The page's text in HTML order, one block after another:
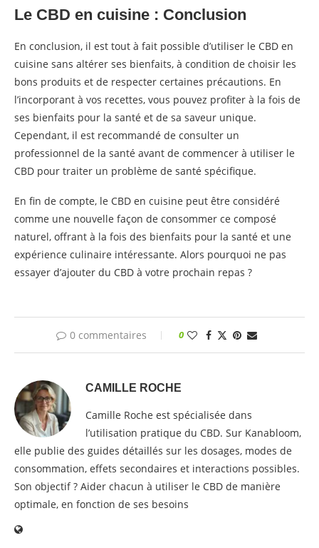
Le CBD en cuisine : Conclusion
En conclusion, il est tout à fait possible d’utiliser le CBD en
cuisine sans altérer ses bienfaits, à condition de choisir les
bons produits et de respecter certaines précautions. En
l’incorporant à vos recettes, vous pouvez profiter à la fois de
ses bienfaits pour la santé et de sa saveur unique.
Cependant, il est recommandé de consulter un
professionnel de la santé avant de commencer à utiliser le
CBD pour traiter un problème de santé spécifique.
En fin de compte, le CBD en cuisine peut être considéré
comme une nouvelle façon de consommer ce composé
naturel, offrant à la fois des bienfaits pour la santé et une
expérience culinaire intéressante. Alors pourquoi ne pas
essayer d’ajouter du CBD à votre prochain repas ?
0 commentaires 0
CAMILLE ROCHE
Camille Roche est spécialisée dans
l’utilisation pratique du CBD. Sur Kanabloom,
elle publie des guides détaillés sur les dosages, modes de
consommation, effets secondaires et interactions possibles.
Son objectif ? Aider chacun à utiliser le CBD de manière
optimale, en fonction de ses besoins